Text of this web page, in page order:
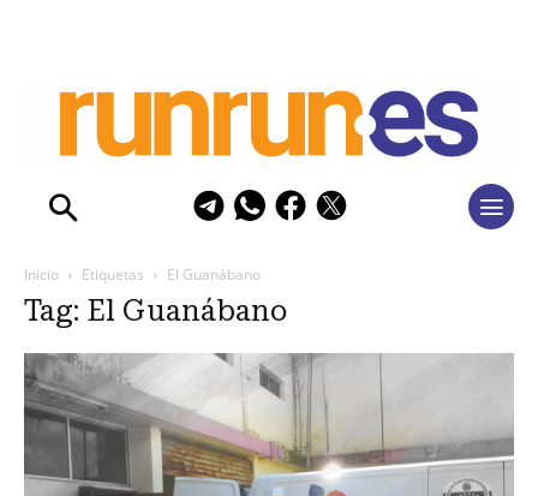
Inicio Etiquetas El Guanábano
Tag: El Guanábano